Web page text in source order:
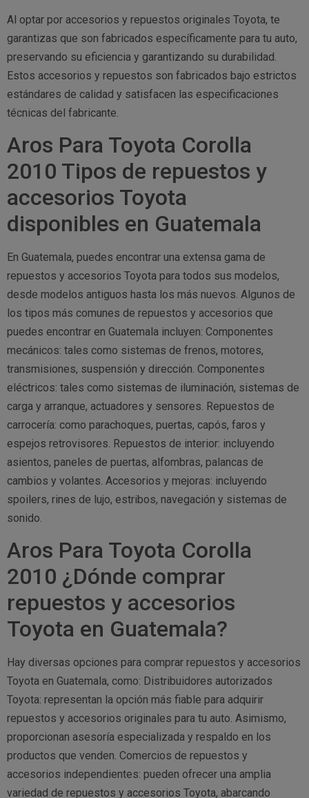
Al optar por accesorios y repuestos originales Toyota, te
garantizas que son fabricados específicamente para tu auto,
preservando su eficiencia y garantizando su durabilidad.
Estos accesorios y repuestos son fabricados bajo estrictos
estándares de calidad y satisfacen las especificaciones
técnicas del fabricante.
Aros Para Toyota Corolla
2010 Tipos de repuestos y
accesorios Toyota
disponibles en Guatemala
En Guatemala, puedes encontrar una extensa gama de
repuestos y accesorios Toyota para todos sus modelos,
desde modelos antiguos hasta los más nuevos. Algunos de
los tipos más comunes de repuestos y accesorios que
puedes encontrar en Guatemala incluyen: Componentes
mecánicos: tales como sistemas de frenos, motores,
transmisiones, suspensión y dirección. Componentes
eléctricos: tales como sistemas de iluminación, sistemas de
carga y arranque, actuadores y sensores. Repuestos de
carrocería: como parachoques, puertas, capós, faros y
espejos retrovisores. Repuestos de interior: incluyendo
asientos, paneles de puertas, alfombras, palancas de
cambios y volantes. Accesorios y mejoras: incluyendo
spoilers, rines de lujo, estribos, navegación y sistemas de
sonido.
Aros Para Toyota Corolla
2010 ¿Dónde comprar
repuestos y accesorios
Toyota en Guatemala?
Hay diversas opciones para comprar repuestos y accesorios
Toyota en Guatemala, como: Distribuidores autorizados
Toyota: representan la opción más fiable para adquirir
repuestos y accesorios originales para tu auto. Asimismo,
proporcionan asesoría especializada y respaldo en los
productos que venden. Comercios de repuestos y
accesorios independientes: pueden ofrecer una amplia
variedad de repuestos y accesorios Toyota, abarcando